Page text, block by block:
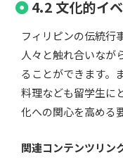
4.2 文化的イ
フィリピンの伝統行
人々と触れ合いなが
ることができます。
料理なども留学生に
化への関心を高める
関連コンテンツリン